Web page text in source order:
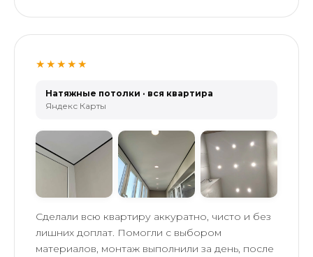
★★★★★
Натяжные потолки · вся квартира
Яндекс Карты
Сделали всю квартиру аккуратно, чисто и без
лишних доплат. Помогли с выбором
материалов, монтаж выполнили за день, после